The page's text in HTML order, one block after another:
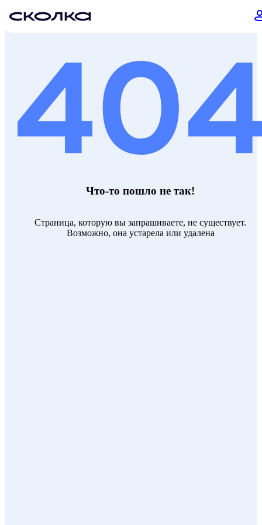
Что-то пошло не так!
Страница, которую вы запрашиваете, не существует.
Возможно, она устарела или удалена